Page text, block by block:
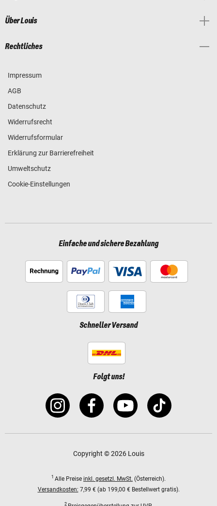
Über Louis
Rechtliches
Impressum
AGB
Datenschutz
Widerrufsrecht
Widerrufsformular
Erklärung zur Barrierefreiheit
Umweltschutz
Cookie-Einstellungen
Einfache und sichere Bezahlung
Schneller Versand
Folgt uns!
Copyright © 2026 Louis
1 Alle Preise inkl. gesetzl. MwSt. (Österreich).
Versandkosten: 7,99 € (ab 199,00 € Bestellwert gratis).
2